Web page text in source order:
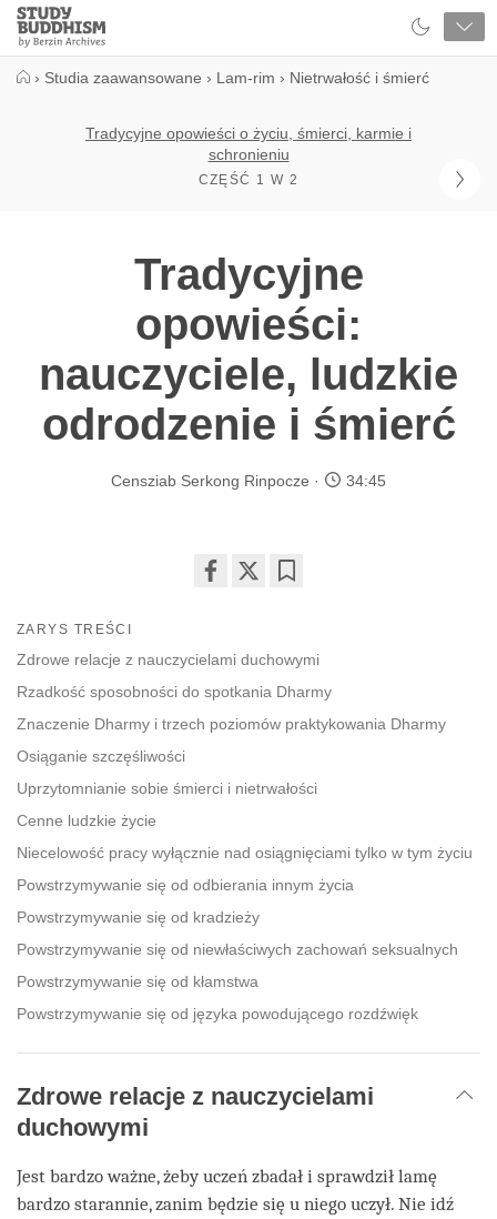
Close
Study
Buddhism
› Studia zaawansowane › Lam-rim › Nietrwałość i śmierć
Tradycyjne opowieści o życiu, śmierci, karmie i
schronieniu
CZĘŚĆ 1 W 2
Tradycyjne
opowieści:
nauczyciele, ludzkie
odrodzenie i śmierć
Censziab Serkong Rinpocze 34:45
facebook
ZARYS TREŚCI
Zdrowe relacje z nauczycielami duchowymi
Rzadkość sposobności do spotkania Dharmy
Znaczenie Dharmy i trzech poziomów praktykowania Dharmy
Osiąganie szczęśliwości
Uprzytomnianie sobie śmierci i nietrwałości
Cenne ludzkie życie
Niecelowość pracy wyłącznie nad osiągnięciami tylko w tym życiu
Powstrzymywanie się od odbierania innym życia
Powstrzymywanie się od kradzieży
Powstrzymywanie się od niewłaściwych zachowań seksualnych
Powstrzymywanie się od kłamstwa
Powstrzymywanie się od języka powodującego rozdźwięk
Zdrowe relacje z nauczycielami
duchowymi
Jest bardzo ważne, żeby uczeń zbadał i sprawdził lamę
bardzo starannie, zanim będzie się u niego uczył. Nie idź